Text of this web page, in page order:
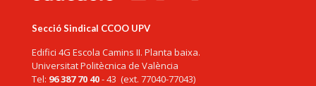
Secció Sindical CCOO UPV
Edifici 4G Escola Camins II. Planta baixa.
Universitat Politècnica de València
Tel: 96 387 70 40- 43 (ext. 77040-77043)